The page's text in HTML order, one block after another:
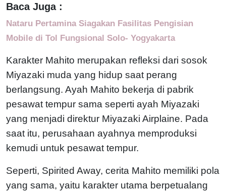
Baca Juga :
Nataru Pertamina Siagakan Fasilitas Pengisian
Mobile di Tol Fungsional Solo- Yogyakarta
Karakter Mahito merupakan refleksi dari sosok
Miyazaki muda yang hidup saat perang
berlangsung. Ayah Mahito bekerja di pabrik
pesawat tempur sama seperti ayah Miyazaki
yang menjadi direktur Miyazaki Airplaine. Pada
saat itu, perusahaan ayahnya memproduksi
kemudi untuk pesawat tempur.
Seperti, Spirited Away, cerita Mahito memiliki pola
yang sama, yaitu karakter utama berpetualang